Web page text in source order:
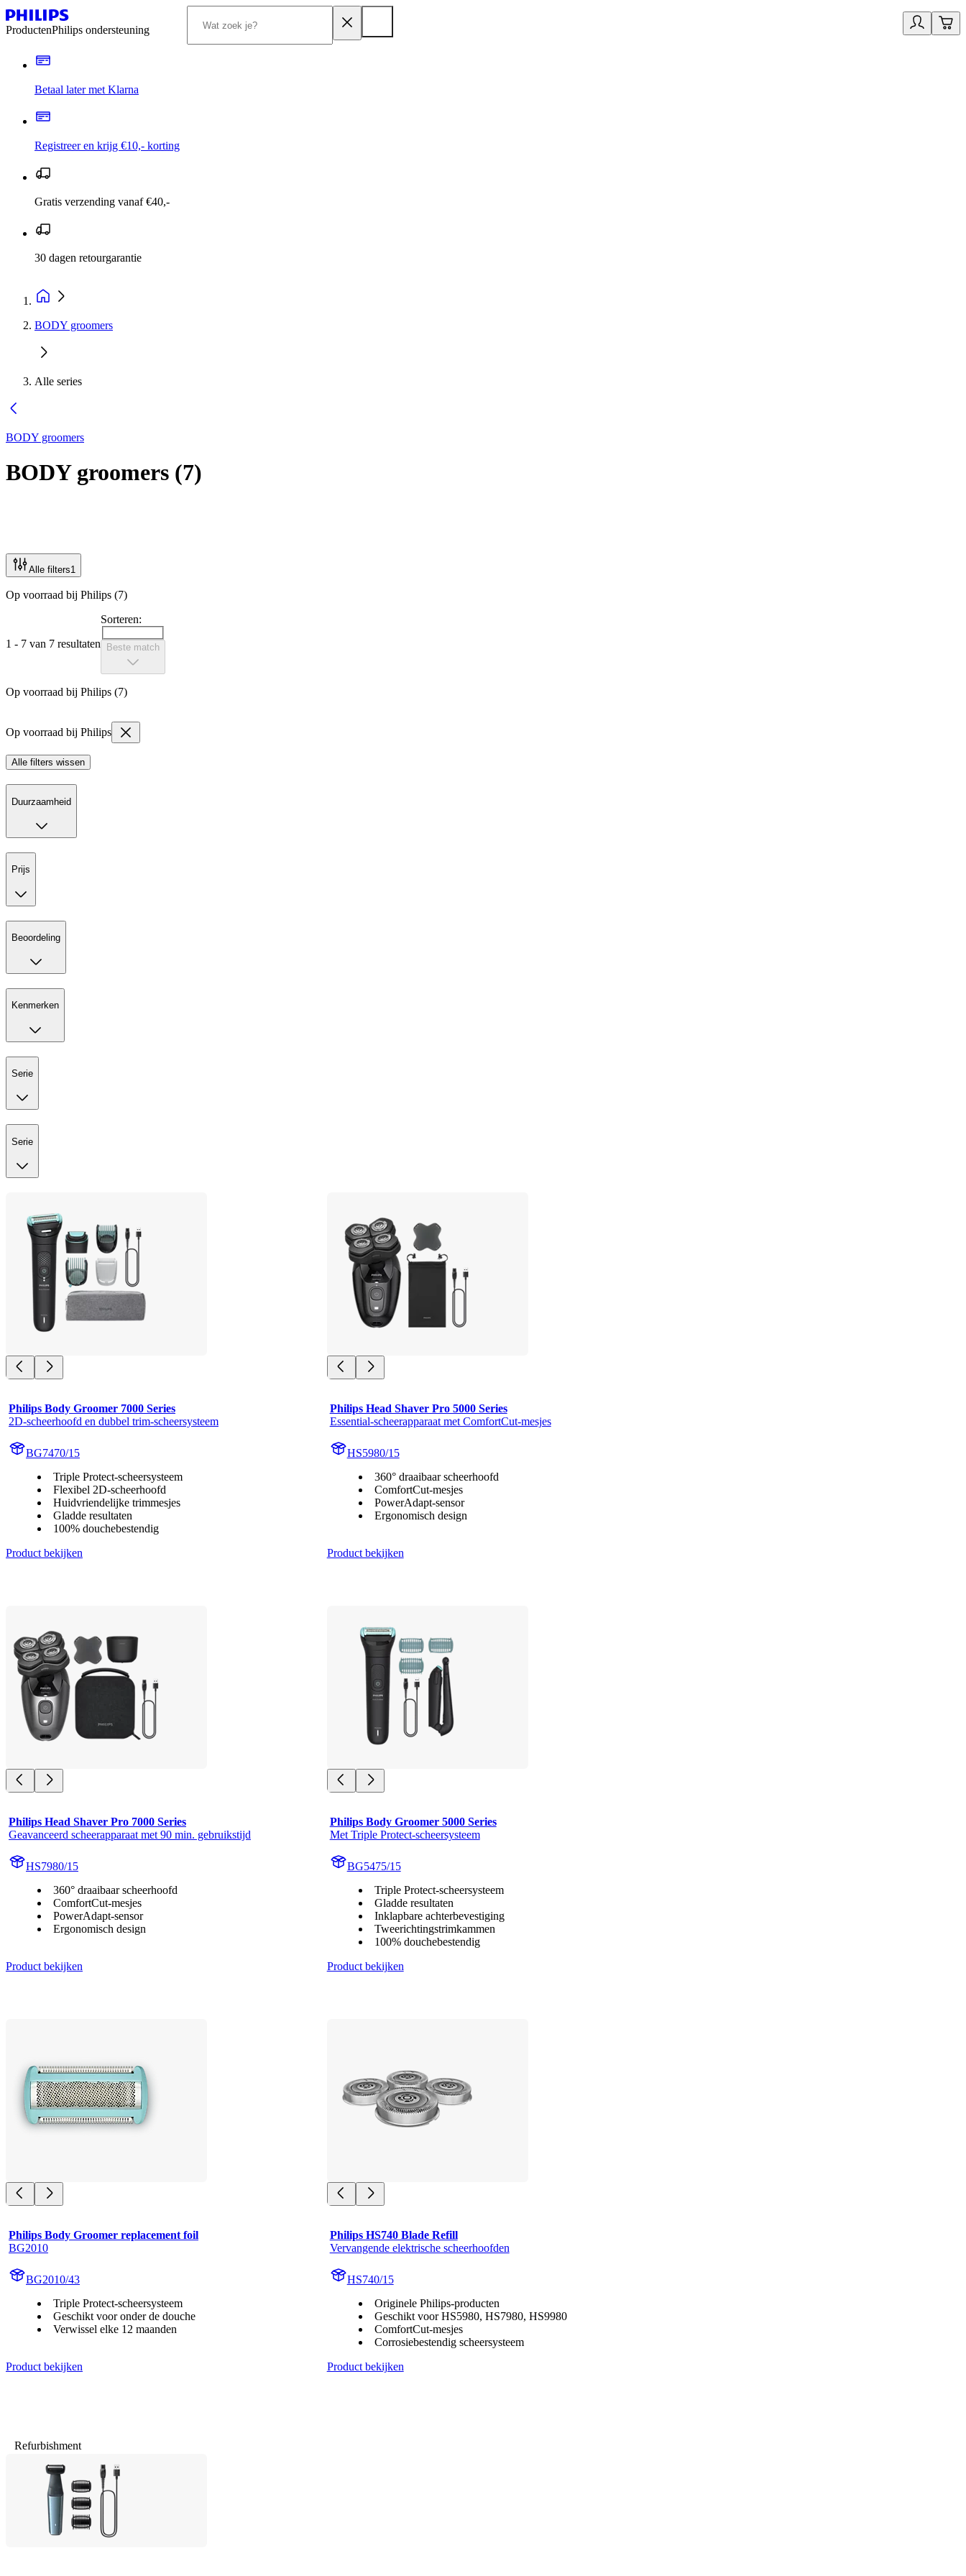
ProductenPhilips ondersteuning
Betaal later met Klarna
Registreer en krijg €10,- korting
Gratis verzending vanaf €40,-
30 dagen retourgarantie
BODY groomers
Alle series
BODY groomers
BODY groomers (7)
Alle filters1
Op voorraad bij Philips (7)
1 - 7 van 7 resultaten
Sorteren:
Beste match
Op voorraad bij Philips (7)
Op voorraad bij Philips
Alle filters wissen
Duurzaamheid
Prijs
Beoordeling
Kenmerken
Serie
Serie
Philips Body Groomer 7000 Series
2D-scheerhoofd en dubbel trim-scheersysteem
BG7470/15
Triple Protect-scheersysteem
Flexibel 2D-scheerhoofd
Huidvriendelijke trimmesjes
Gladde resultaten
100% douchebestendig
Product bekijken
Philips Head Shaver Pro 5000 Series
Essential-scheerapparaat met ComfortCut-mesjes
HS5980/15
360° draaibaar scheerhoofd
ComfortCut-mesjes
PowerAdapt-sensor
Ergonomisch design
Product bekijken
Philips Head Shaver Pro 7000 Series
Geavanceerd scheerapparaat met 90 min. gebruikstijd
HS7980/15
360° draaibaar scheerhoofd
ComfortCut-mesjes
PowerAdapt-sensor
Ergonomisch design
Product bekijken
Philips Body Groomer 5000 Series
Met Triple Protect-scheersysteem
BG5475/15
Triple Protect-scheersysteem
Gladde resultaten
Inklapbare achterbevestiging
Tweerichtingstrimkammen
100% douchebestendig
Product bekijken
Philips Body Groomer replacement foil
BG2010
BG2010/43
Triple Protect-scheersysteem
Geschikt voor onder de douche
Verwissel elke 12 maanden
Product bekijken
Philips HS740 Blade Refill
Vervangende elektrische scheerhoofden
HS740/15
Originele Philips-producten
Geschikt voor HS5980, HS7980, HS9980
ComfortCut-mesjes
Corrosiebestendig scheersysteem
Product bekijken
Refurbishment